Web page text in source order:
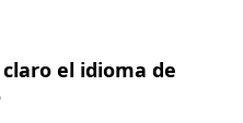
el idioma de